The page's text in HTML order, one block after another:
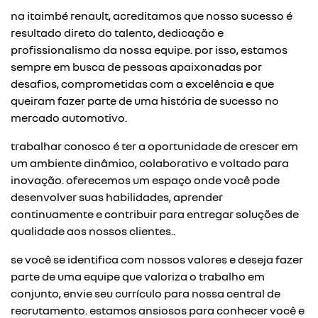
na itaimbé renault, acreditamos que nosso sucesso é
resultado direto do talento, dedicação e
profissionalismo da nossa equipe. por isso, estamos
sempre em busca de pessoas apaixonadas por
desafios, comprometidas com a excelência e que
queiram fazer parte de uma história de sucesso no
mercado automotivo.
trabalhar conosco é ter a oportunidade de crescer em
um ambiente dinâmico, colaborativo e voltado para
inovação. oferecemos um espaço onde você pode
desenvolver suas habilidades, aprender
continuamente e contribuir para entregar soluções de
qualidade aos nossos clientes..
se você se identifica com nossos valores e deseja fazer
parte de uma equipe que valoriza o trabalho em
conjunto, envie seu currículo para nossa central de
recrutamento. estamos ansiosos para conhecer você e